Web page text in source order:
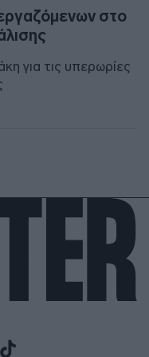
στο
για τις υπερωρίες